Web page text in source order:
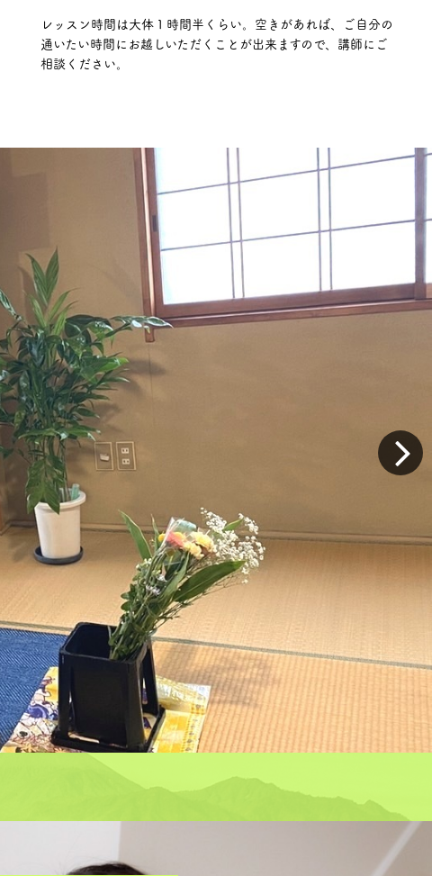
レッスン時間は大体１時間半くらい。空きがあれば、ご自分の
通いたい時間にお越しいただくことが出来ますので、講師にご
相談ください。